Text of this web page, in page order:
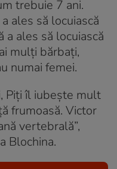
trebuie 7 ani.
ales să locuiască
a ales să locuiască
mulți bărbați,
numai femei.
Piți îl iubește mult
frumoasă. Victor
vertebrală”,
Blochina.